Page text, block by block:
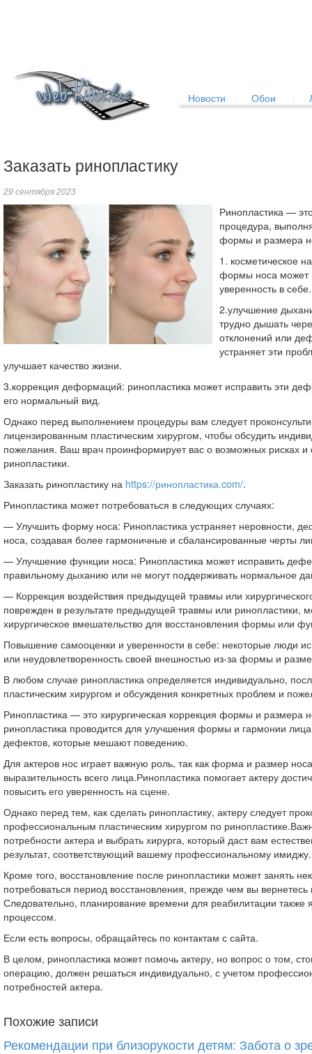
Новости Обои
Заказать ринопластику
29 сентября 2023
Ринопластика —
процедура,
формы и размера
1. косметическое
формы носа может
уверенность в себе.
2.улучшение
трудно дышать
отклонений или
устраняет эти
улучшает качество жизни.
3.коррекция деформаций: ринопластика может исправить эти
его нормальный вид.
Однако перед выполнением процедуры вам следует
лицензированным пластическим хирургом, чтобы обсудить
пожелания. Ваш врач проинформирует вас о возможных рисках и
ринопластики.
Заказать ринопластику на https://ринопластика.com/.
Ринопластика может потребоваться в следующих случаях:
— Улучшить форму носа: Ринопластика устраняет неровности,
носа, создавая более гармоничные и сбалансированные черты
— Улучшение функции носа: Ринопластика может исправить
правильному дыханию или не могут поддерживать нормальное
— Коррекция воздействия предыдущей травмы или
поврежден в результате предыдущей травмы или ринопластики,
хирургическое вмешательство для восстановления формы или
Повышение самооценки и уверенности в себе: некоторые люди
или неудовлетворенность своей внешностью из-за формы и
В любом случае ринопластика определяется индивидуально,
пластическим хирургом и обсуждения конкретных проблем и
Ринопластика — это хирургическая коррекция формы и размера
ринопластика проводится для улучшения формы и гармонии
дефектов, которые мешают поведению.
Для актеров нос играет важную роль, так как форма и размер
выразительность всего лица.Ринопластика помогает актеру
повысить его уверенность на сцене.
Однако перед тем, как сделать ринопластику, актеру следует
профессиональным пластическим хирургом по
потребности актера и выбрать хирурга, который даст вам
результат, соответствующий вашему профессиональному имиджу.
Кроме того, восстановление после ринопластики может занять
потребоваться период восстановления, прежде чем вы вернетесь
Следовательно, планирование времени для реабилитации также
процессом.
Если есть вопросы, обращайтесь по контактам с сайта.
В целом, ринопластика может помочь актеру, но вопрос о том,
операцию, должен решаться индивидуально, с учетом
потребностей актера.
Похожие записи
Рекомендации при близорукости детям: Забота о